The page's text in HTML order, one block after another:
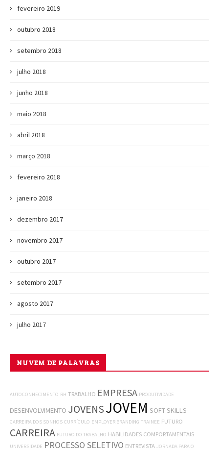
fevereiro 2019
outubro 2018
setembro 2018
julho 2018
junho 2018
maio 2018
abril 2018
março 2018
fevereiro 2018
janeiro 2018
dezembro 2017
novembro 2017
outubro 2017
setembro 2017
agosto 2017
julho 2017
NUVEM DE PALAVRAS
AUTOCONHECIMENTO RH TRABALHO EMPRESA PRODUTIVIDADE
DESENVOLVIMENTO JOVENSJOVEM SOFT SKILLS
CARREIRA DOS SONHOS CURRÍCULO EMPLOYER BRANDING TRAINEE FUTURO
CARREIRA FUTURO DO TRABALHO HABILIDADES COMPORTAMENTAIS
UNIVERSIDADE PROCESSO SELETIVO ENTREVISTA JORNADA PARA O